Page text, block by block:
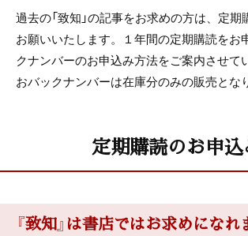
過去の「致知」の記事をお求めの方は、定
お願いいたします。１年間の定期購読をお
クナンバーのお申込み方法をご案内させて
おバックナンバーは在庫分のみの販売とな
定期購読のお申込
『致知』は書店ではお求めになれ